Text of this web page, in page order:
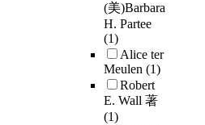
(美)Barbara
H. Partee
(1)
Alice ter
Meulen (1)
Robert
E. Wall 著
(1)